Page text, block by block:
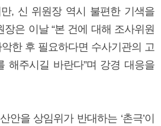
, 신 위원장 역시 불편한 기색을
은 이날 “본 건에 대해 조사위원
한 후 필요하다면 수사기관의 고
해주시길 바란다”며 강경 대응을
안을 상임위가 반대하는 ‘촌극’이